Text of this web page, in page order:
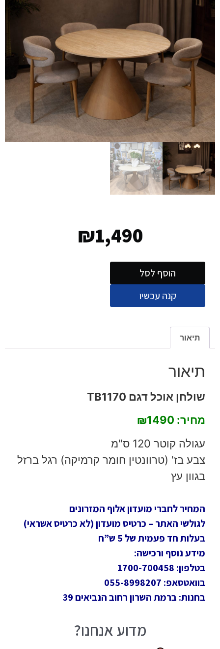
₪1,490
הוסף לסל
קנה עכשיו
תיאור
תיאור
שולחן אוכל דגם TB1170
מחיר: ₪1490
עגולה קוטר 120 ס"מ
צבע בז' (טרוונטין חומר קרמיקה) רגל ברזל
בגוון עץ
המחיר לחברי מועדון אלוף המזרונים
לגולשי האתר – כרטיס מועדון (לא כרטיס אשראי)
בעלות חד פעמית של 5 ש”ח
מידע נוסף ורכישה:
בטלפון: 1700-700458
בוואטסאפ: 055-8998207
בחנות: ברמת השרון רחוב הנביאים 39
מדוע אנחנו?